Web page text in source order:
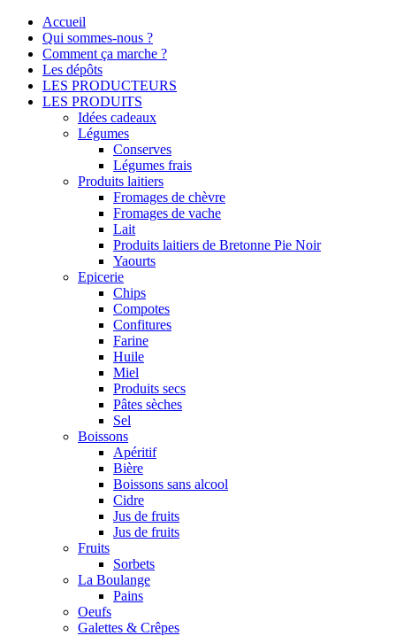
Accueil
Qui sommes-nous ?
Comment ça marche ?
Les dépôts
LES PRODUCTEURS
LES PRODUITS
Idées cadeaux
Légumes
Conserves
Légumes frais
Produits laitiers
Fromages de chèvre
Fromages de vache
Lait
Produits laitiers de Bretonne Pie Noir
Yaourts
Epicerie
Chips
Compotes
Confitures
Farine
Huile
Miel
Produits secs
Pâtes sèches
Sel
Boissons
Apéritif
Bière
Boissons sans alcool
Cidre
Jus de fruits
Jus de fruits
Fruits
Sorbets
La Boulange
Pains
Oeufs
Galettes & Crêpes